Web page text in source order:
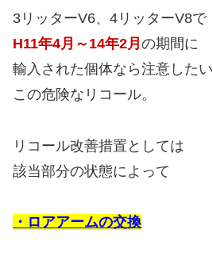
3リッターV6、4リッターV8で
H11年4月～14年2月 の期間に
輸入された個体なら注意したい
この危険なリコール。
リコール改善措置としては
該当部分の状態によって
・ロアアームの交換